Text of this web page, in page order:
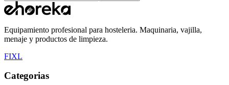
Equipamiento profesional para hosteleria. Maquinaria, vajilla,
menaje y productos de limpieza.
FIXL
Categorias